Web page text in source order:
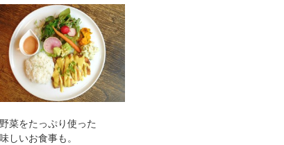
菜をたっぷり使った
しいお食事も。